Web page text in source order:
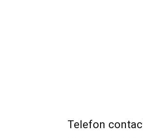
Telefon